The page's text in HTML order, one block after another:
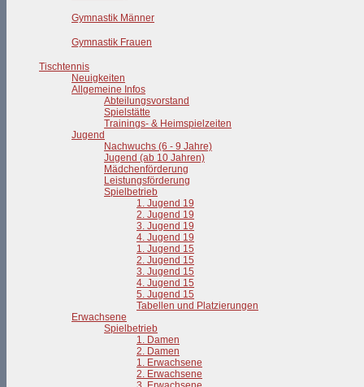
Gymnastik Männer
Gymnastik Frauen
Tischtennis
Neuigkeiten
Allgemeine Infos
Abteilungsvorstand
Spielstätte
Trainings- & Heimspielzeiten
Jugend
Nachwuchs (6 - 9 Jahre)
Jugend (ab 10 Jahren)
Mädchenförderung
Leistungsförderung
Spielbetrieb
1. Jugend 19
2. Jugend 19
3. Jugend 19
4. Jugend 19
1. Jugend 15
2. Jugend 15
3. Jugend 15
4. Jugend 15
5. Jugend 15
Tabellen und Platzierungen
Erwachsene
Spielbetrieb
1. Damen
2. Damen
1. Erwachsene
2. Erwachsene